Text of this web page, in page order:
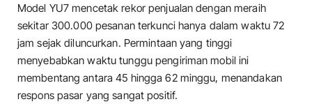
Model YU7 mencetak rekor penjualan dengan meraih
sekitar 300.000 pesanan terkunci hanya dalam waktu 72
jam sejak diluncurkan. Permintaan yang tinggi
menyebabkan waktu tunggu pengiriman mobil ini
membentang antara 45 hingga 62 minggu, menandakan
respons pasar yang sangat positif.